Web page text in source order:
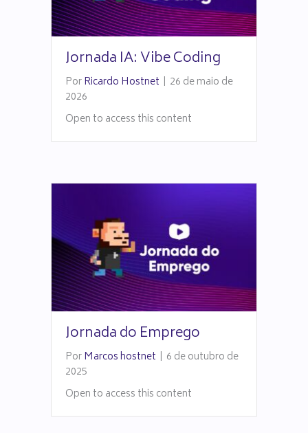
Jornada IA: Vibe Coding
PorRicardo Hostnet | 26 de maio de
2026
Open to access this content
Jornada do Emprego
PorMarcos hostnet | 6 de outubro de
2025
Open to access this content